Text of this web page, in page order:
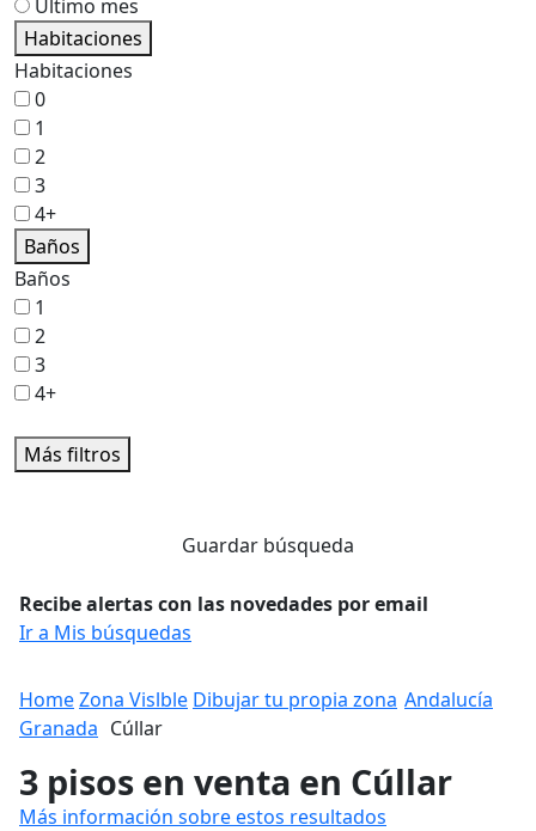
Último mes
Habitaciones
Habitaciones
0
1
2
3
4+
Baños
Baños
1
2
3
4+
Más filtros
Guardar búsqueda
Recibe alertas con las novedades por email
Ir a Mis búsquedas
HomeZona Vislble Dibujar tu propia zona Andalucía
Granada Cúllar
3 pisos en venta en Cúllar
Más información sobre estos resultados